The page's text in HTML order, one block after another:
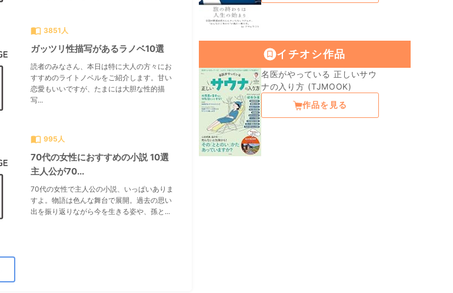
import_contacts 3851人
ガッツリ性描写があるラノベ10選
読者のみなさん、本日は特に大人の方々にお
すすめのライトノベルをご紹介します。甘い
恋愛もいいですが、たまには大胆な性的描
写...
import_contacts 995人
70代の女性におすすめの小説 10選
主人公が70...
70代の女性で主人公の小説、いっぱいありま
すよ。物語は色んな舞台で展開。過去の思い
出を振り返りながら今を生きる姿や、孫と...
イチオシ作品
名医がやっている 正しいサウ
ナの入り方 (TJMOOK)
作品を見る